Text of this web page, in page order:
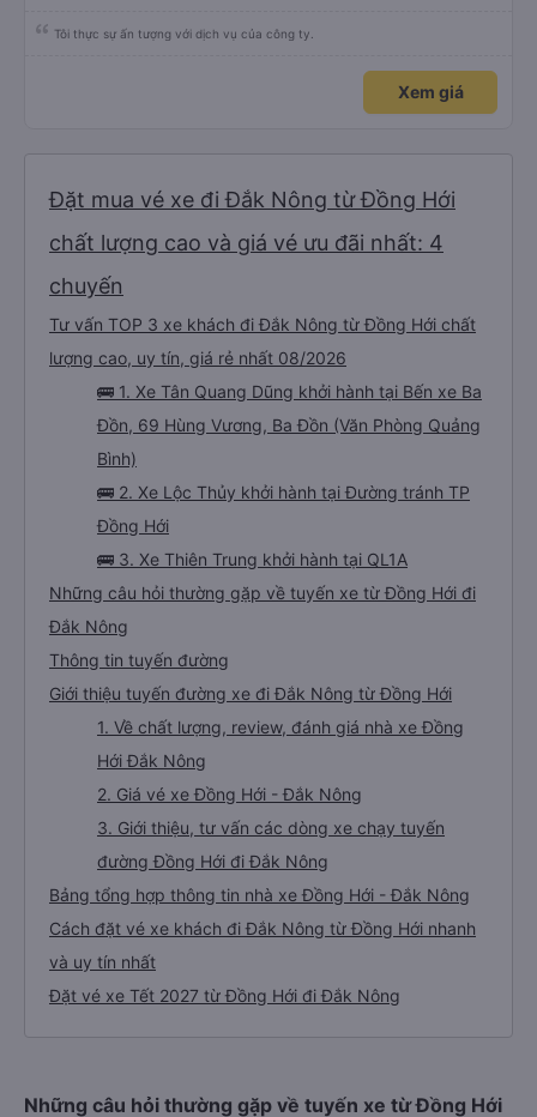
Tôi thực sự ấn tượng với dịch vụ của công ty.
Xem giá
Đặt mua vé xe đi Đắk Nông từ Đồng Hới
chất lượng cao và giá vé ưu đãi nhất: 4
chuyến
Tư vấn TOP 3 xe khách đi Đắk Nông từ Đồng Hới chất
lượng cao, uy tín, giá rẻ nhất 08/2026
🚌 1. Xe Tân Quang Dũng khởi hành tại Bến xe Ba
Đồn, 69 Hùng Vương, Ba Đồn (Văn Phòng Quảng
Bình)
🚌 2. Xe Lộc Thủy khởi hành tại Đường tránh TP
Đồng Hới
🚌 3. Xe Thiên Trung khởi hành tại QL1A
Những câu hỏi thường gặp về tuyến xe từ Đồng Hới đi
Đắk Nông
Thông tin tuyến đường
Giới thiệu tuyến đường xe đi Đắk Nông từ Đồng Hới
1. Về chất lượng, review, đánh giá nhà xe Đồng
Hới Đắk Nông
2. Giá vé xe Đồng Hới - Đắk Nông
3. Giới thiệu, tư vấn các dòng xe chạy tuyến
đường Đồng Hới đi Đắk Nông
Bảng tổng hợp thông tin nhà xe Đồng Hới - Đắk Nông
Cách đặt vé xe khách đi Đắk Nông từ Đồng Hới nhanh
và uy tín nhất
Đặt vé xe Tết 2027 từ Đồng Hới đi Đắk Nông
Những câu hỏi thường gặp về tuyến xe từ Đồng Hới